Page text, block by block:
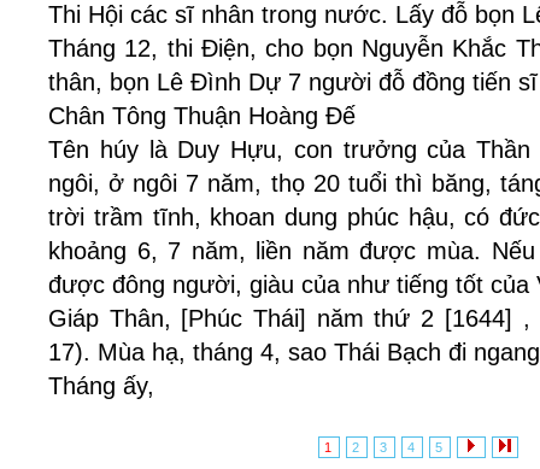
Thi Hội các sĩ nhân trong nước. Lấy đỗ bọn
Tháng 12, thi Điện, cho bọn Nguyễn Khắc
thân, bọn Lê Đình Dự 7 người đỗ đồng tiến
Chân Tông Thuận Hoàng Đế
Tên húy là Duy Hựu, con trưởng của
ngôi, ở ngôi 7 năm, thọ 20 tuổi thì băng,
trời trầm tĩnh, khoan dung phúc hậu, có
khoảng 6, 7 năm, liền năm được mùa.
được đông người, giàu của như tiếng tốt của
Giáp Thân, [Phúc Thái] năm thứ 2 [1644]
17). Mùa hạ, tháng 4, sao Thái Bạch đi
Tháng ấy,
1 2 3 4 5